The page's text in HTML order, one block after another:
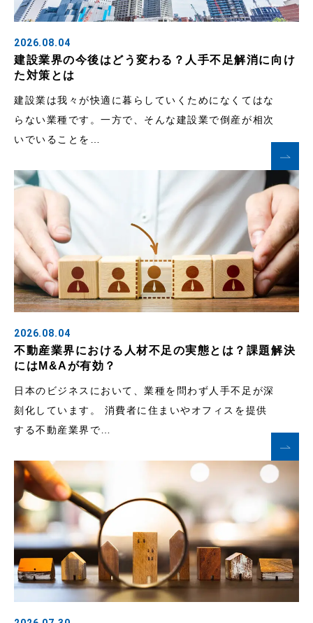
2026.08.04
建設業界の今後はどう変わる？人手不足解消に向け
た対策とは
建設業は我々が快適に暮らしていくためになくてはな
らない業種です。一方で、そんな建設業で倒産が相次
いでいることを…
2026.08.04
不動産業界における人材不足の実態とは？課題解決
にはM&Aが有効？
日本のビジネスにおいて、業種を問わず人手不足が深
刻化しています。 消費者に住まいやオフィスを提供
する不動産業界で…